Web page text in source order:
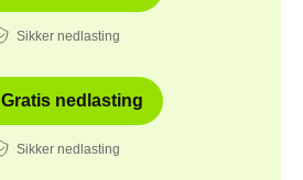
Sikker nedlasting
Gratis nedlasting
Sikker nedlasting